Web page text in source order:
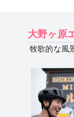
大野ヶ原
牧歌的な風